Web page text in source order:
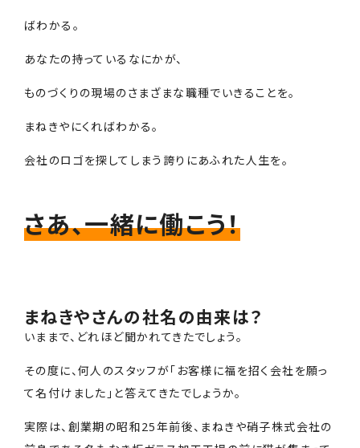
ばわかる。
あなたの持っているなにかが、
ものづくりの現場のさまざまな職種でいきることを。
まねきやにくればわかる。
会社のロゴを探してしまう誇りにあふれた人生を。
さあ、一緒に働こう！
まねきやさんの社名の由来は？
いままで、どれほど聞かれてきたでしょう。
その度に、何人のスタッフが「お客様に福を招く会社を願っ
て名付けました」と答えてきたでしょうか。
実際は、創業期の昭和25年前後、まねきや硝子株式会社の